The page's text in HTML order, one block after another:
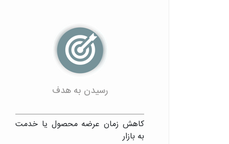
رسیدن به هدف
کاهش زمان عرضه محصول یا خدمت
به بازار